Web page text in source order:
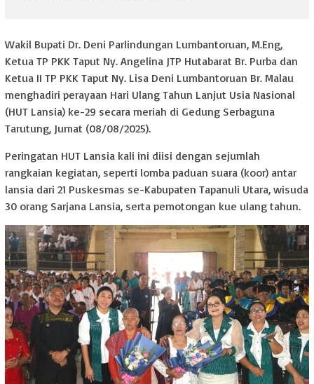
Wakil Bupati Dr. Deni Parlindungan Lumbantoruan, M.Eng,
Ketua TP PKK Taput Ny. Angelina JTP Hutabarat Br. Purba dan
Ketua II TP PKK Taput Ny. Lisa Deni Lumbantoruan Br. Malau
menghadiri perayaan Hari Ulang Tahun Lanjut Usia Nasional
(HUT Lansia) ke-29 secara meriah di Gedung Serbaguna
Tarutung, Jumat (08/08/2025).
Peringatan HUT Lansia kali ini diisi dengan sejumlah
rangkaian kegiatan, seperti lomba paduan suara (koor) antar
lansia dari 21 Puskesmas se-Kabupaten Tapanuli Utara, wisuda
30 orang Sarjana Lansia, serta pemotongan kue ulang tahun.